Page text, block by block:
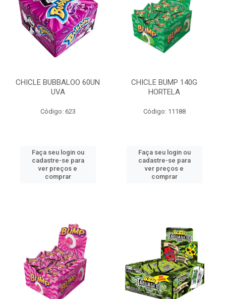
CHICLE BUBBALOO 60UN
UVA
Código: 623
Faça seu login ou
cadastre-se para
ver preços e
comprar
CHICLE BUMP 140G
HORTELA
Código: 11188
Faça seu login ou
cadastre-se para
ver preços e
comprar